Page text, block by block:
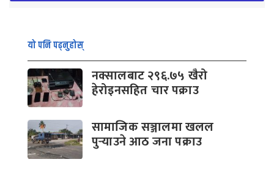
यो पनि पढ्नुहोस्
नक्सालबाट २९६.७५ खैरो
हेरोइनसहित चार पक्राउ
सामाजिक सञ्जालमा खलल
पुर्‍याउने आठ जना पक्राउ